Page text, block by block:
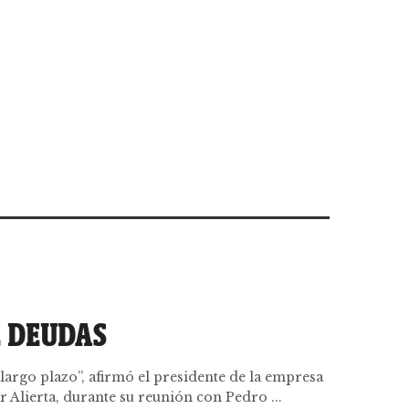
plazo”, afirmó el presidente de la empresa
Alierta, durante su reunión con Pedro ...